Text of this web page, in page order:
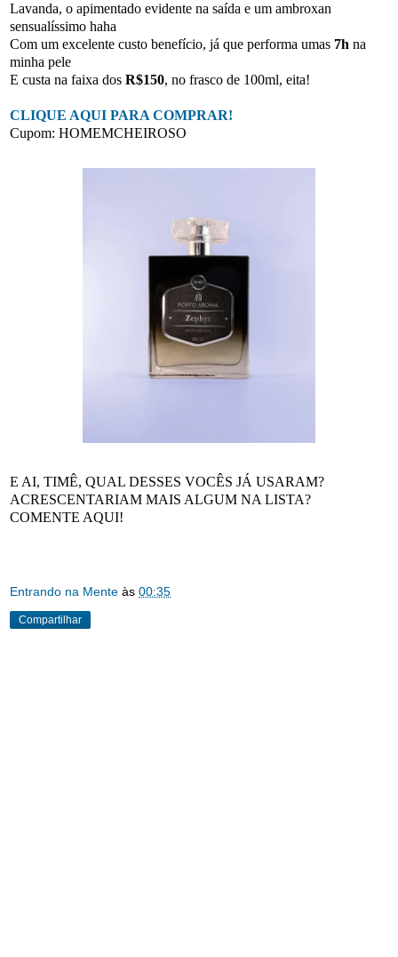
Lavanda, o apimentado evidente na saída e um ambroxan
sensualíssimo haha
Com um excelente custo benefício, já que performa umas 7h na
minha pele
E custa na faixa dos R$150, no frasco de 100ml, eita!
CLIQUE AQUI PARA COMPRAR!
Cupom: HOMEMCHEIROSO
E AI, TIMÊ, QUAL DESSES VOCÊS JÁ USARAM?
ACRESCENTARIAM MAIS ALGUM NA LISTA?
COMENTE AQUI!
Entrando na Mente às 00:35
Compartilhar